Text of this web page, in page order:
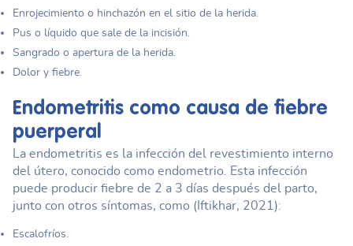
Enrojecimiento o hinchazón en el sitio de la herida.
Pus o líquido que sale de la incisión.
Sangrado o apertura de la herida.
Dolor y fiebre.
Endometritis como causa de fiebre
puerperal
La endometritis es la infección del revestimiento interno
del útero, conocido como endometrio. Esta infección
puede producir fiebre de 2 a 3 días después del parto,
junto con otros síntomas, como (Iftikhar, 2021):
Escalofríos.